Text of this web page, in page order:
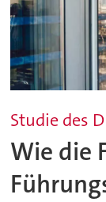
Studie des
Wie die